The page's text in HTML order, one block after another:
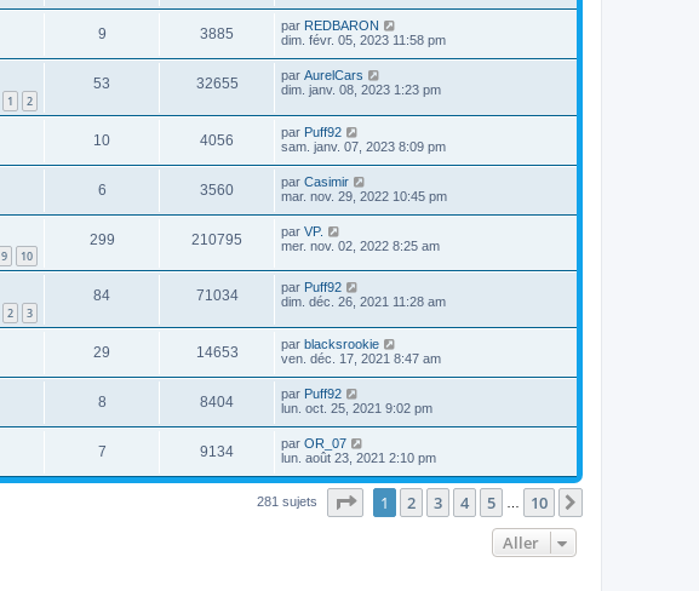
9 3885 par REDBARON
dim. févr. 05, 2023 11:58 pm
1 2
53 32655 par AurelCars
dim. janv. 08, 2023 1:23 pm
10 4056 par Puff92
sam. janv. 07, 2023 8:09 pm
6 3560 par Casimir
mar. nov. 29, 2022 10:45 pm
9 10
299 210795 par VP.
mer. nov. 02, 2022 8:25 am
2 3
84 71034 par Puff92
dim. déc. 26, 2021 11:28 am
29 14653 par blacksrookie
ven. déc. 17, 2021 8:47 am
8 8404 par Puff92
lun. oct. 25, 2021 9:02 pm
7 9134 par OR_07
lun. août 23, 2021 2:10 pm
281 sujets Page sur10
1 2 3 4 5 10
Aller